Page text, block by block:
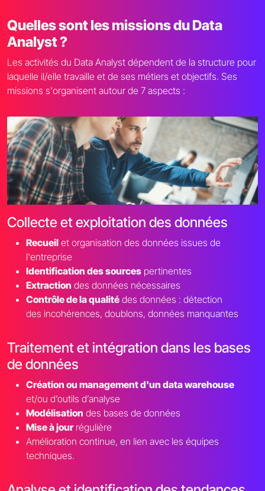
Quelles sont les missions du Data
Analyst ?
Les activités du Data Analyst dépendent de la structure pour
laquelle il/elle travaille et de ses métiers et objectifs. Ses
missions s'organisent autour de 7 aspects :
Collecte et exploitation des données
Recueil et organisation des données issues de
l'entreprise
Identification des sources pertinentes
Extraction des données nécessaires
Contrôle de la qualité des données : détection
des incohérences, doublons, données manquantes
Traitement et intégration dans les bases
de données
Création ou management d'un data warehouse
et/ou d’outils d’analyse
Modélisation des bases de données
Mise à jourrégulière
Amélioration continue, en lien avec les équipes
techniques.